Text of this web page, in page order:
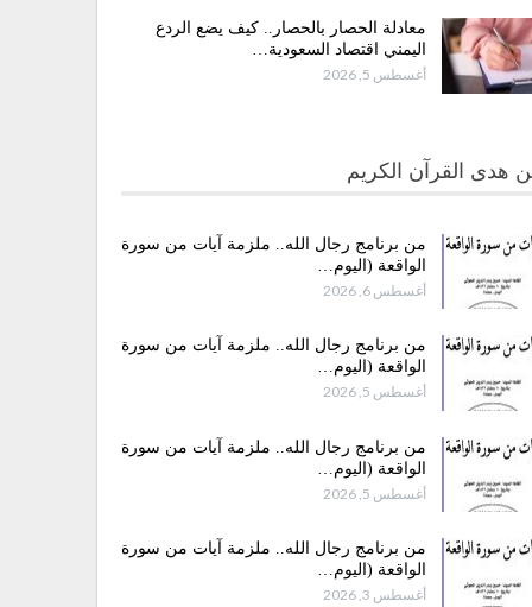
معادلة الحصار بالحصار.. كيف يضع الردع
اليمني اقتصاد السعودية…
أغسطس 5, 2026
هدى القرآن الكريم
من برنامج رجال الله.. ملزمة آيات من سورة
الواقعة (اليوم…
أغسطس 6, 2026
من برنامج رجال الله.. ملزمة آيات من سورة
الواقعة (اليوم…
أغسطس 5, 2026
من برنامج رجال الله.. ملزمة آيات من سورة
الواقعة (اليوم…
أغسطس 5, 2026
من برنامج رجال الله.. ملزمة آيات من سورة
الواقعة (اليوم…
أغسطس 3, 2026